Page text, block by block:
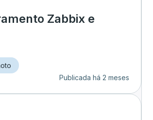
Zabbix e
Publicada há 2 meses